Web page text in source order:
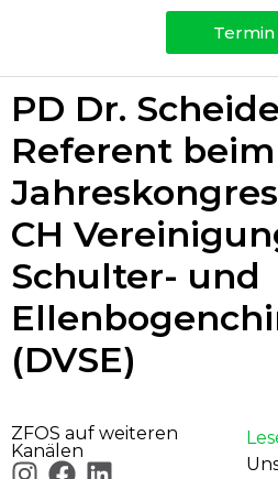
Termin
PD Dr.
Referent beim
CH
Schulter- und
(DVSE)
ZFOS auf weiteren
Kanälen